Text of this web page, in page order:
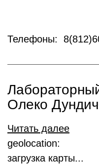
Телефоны:
Олеко
Читать далее
geolocation:
загрузка карты...